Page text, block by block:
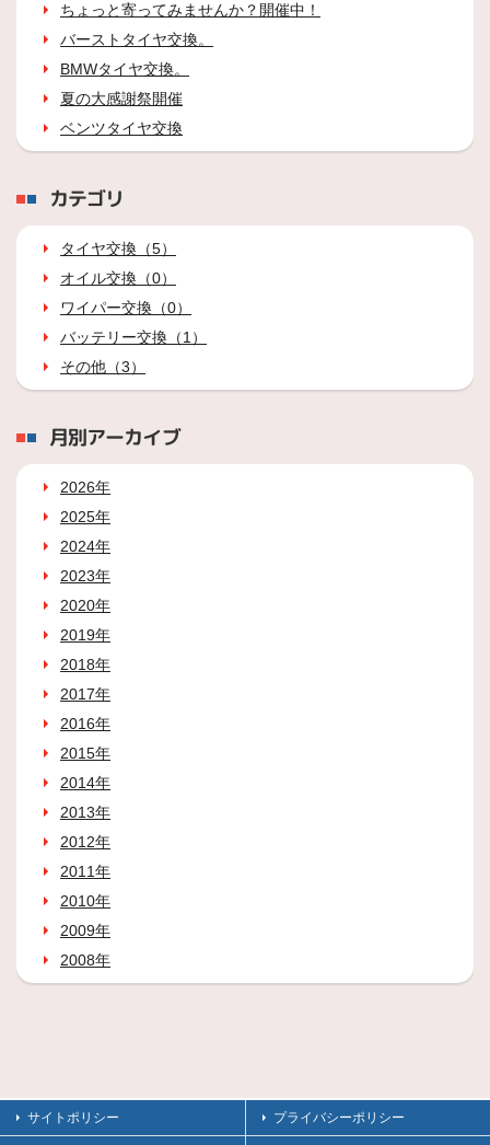
ちょっと寄ってみませんか？開催中！
バーストタイヤ交換。
BMWタイヤ交換。
夏の大感謝祭開催
ベンツタイヤ交換
カテゴリ
タイヤ交換（5）
オイル交換（0）
ワイパー交換（0）
バッテリー交換（1）
その他（3）
月別アーカイブ
2026年
2025年
2024年
2023年
2020年
2019年
2018年
2017年
2016年
2015年
2014年
2013年
2012年
2011年
2010年
2009年
2008年
サイトポリシー プライバシーポリシー